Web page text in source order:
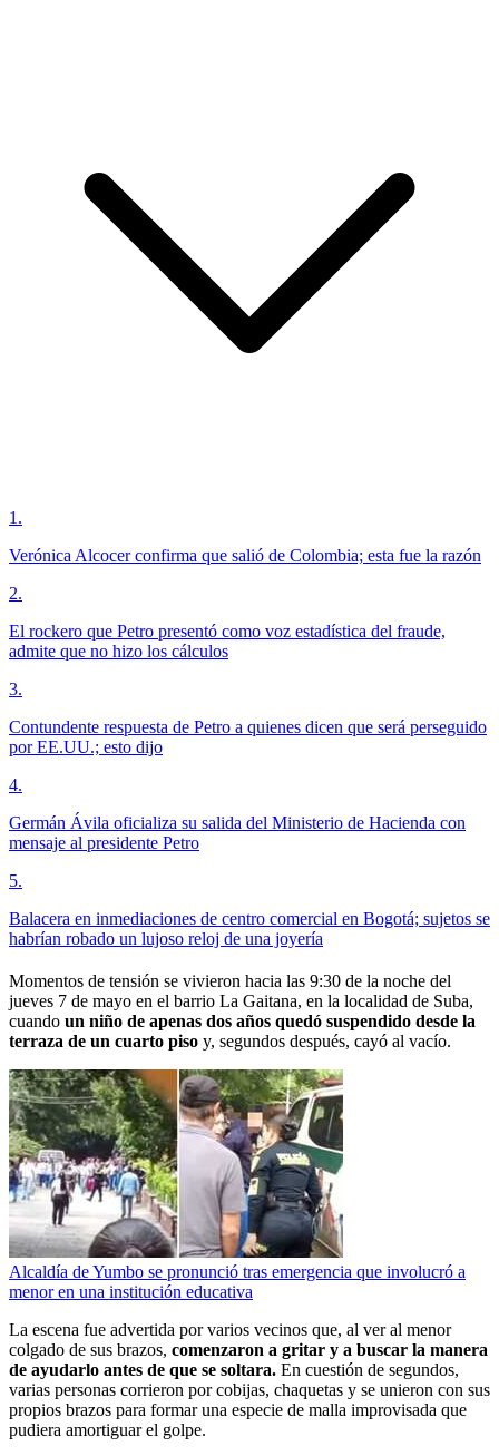
1 .
Verónica Alcocer confirma que salió de Colombia; esta fue la razón
2.
El rockero que Petro presentó como voz estadística del fraude,
admite que no hizo los cálculos
3.
Contundente respuesta de Petro a quienes dicen que será perseguido
por EE.UU.; esto dijo
4.
Germán Ávila oficializa su salida del Ministerio de Hacienda con
mensaje al presidente Petro
5.
Balacera en inmediaciones de centro comercial en Bogotá; sujetos se
habrían robado un lujoso reloj de una joyería
Momentos de tensión se vivieron hacia las 9:30 de la noche del
jueves 7 de mayo en el barrio La Gaitana, en la localidad de Suba,
cuando un niño de apenas dos años quedó suspendido desde la
terraza de un cuarto piso y, segundos después, cayó al vacío.
Alcaldía de Yumbo se pronunció tras emergencia que involucró a
menor en una institución educativa
La escena fue advertida por varios vecinos que, al ver al menor
colgado de sus brazos, comenzaron a gritar y a buscar la manera
de ayudarlo antes de que se soltara. En cuestión de segundos,
varias personas corrieron por cobijas, chaquetas y se unieron con sus
propios brazos para formar una especie de malla improvisada que
pudiera amortiguar el golpe.